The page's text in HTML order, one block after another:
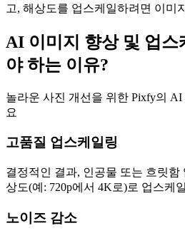
고, 해상도를 업스케일하려면 이미
AI 이미지 향상 및 업스
야 하는 이유?
놀라운 사진 개선을 위한 Pixfy의 AI
요
고품질 업스케일링
결정적인 결과, 인공물 또는 흐릿함
상도(예: 720p에서 4K로)로 업스케
노이즈 감소